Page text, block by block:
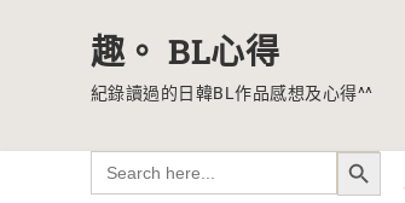
趣。 BL心得
紀錄讀過的日韓BL作品感想及心得^^
Search
for:
SEARCH BUTTON